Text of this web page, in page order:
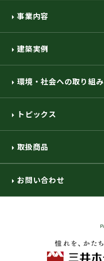
事業内容
建築実例
環境・社会への取り組み
トピックス
取扱商品
お問い合わせ